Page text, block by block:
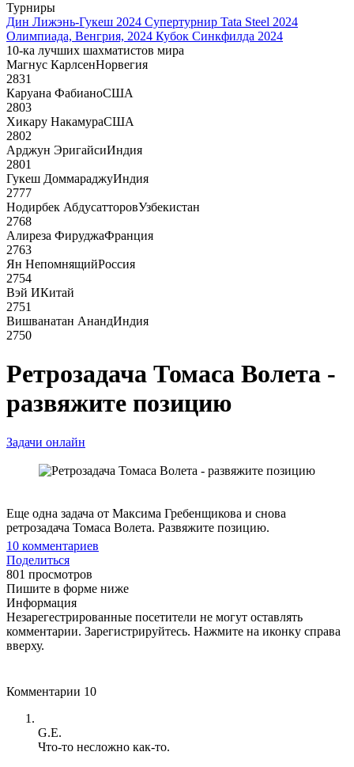
Турниры
Дин Лижэнь-Гукеш 2024 Супертурнир Tata Steel 2024
Олимпиада, Венгрия, 2024 Кубок Синкфилда 2024
10-ка лучших шахматистов мира
Магнус КарлсенНорвегия
2831
Каруана ФабианоСША
2803
Хикару НакамураСША
2802
Арджун ЭригайсиИндия
2801
Гукеш ДоммараджуИндия
2777
Нодирбек АбдусатторовУзбекистан
2768
Алиреза ФируджаФранция
2763
Ян НепомнящийРоссия
2754
Вэй ИКитай
2751
Вишванатан АнандИндия
2750
Ретрозадача Томаса Волета -
развяжите позицию
Задачи онлайн
Еще одна задача от Максима Гребенщикова и снова
ретрозадача Томаса Волета. Развяжите позицию.
10 комментариев
Поделиться
801 просмотров
Пишите в форме ниже
Информация
Незарегестрированные посетители не могут оставлять
комментарии. Зарегистрируйтесь. Нажмите на иконку справа
вверху.
Комментарии 10
G.E.
Что-то несложно как-то.